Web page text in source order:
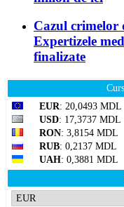
Cazul crimelor
Expertizele
finalizate
EUR: 20,0493 MDL
USD: 17,3737 MDL
RON: 3,8154 MDL
RUB: 0,2137 MDL
UAH: 0,3881 MDL